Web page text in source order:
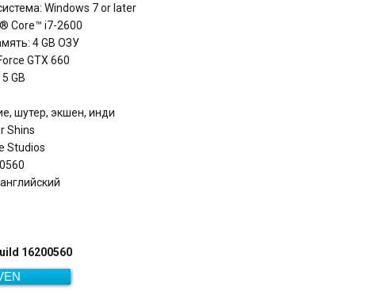
Windows 7 or later
Core™ i7-2600
4 GB ОЗУ
GTX 660
GB
шутер, экшен, инди
Shins
Studios
16200560
Мб